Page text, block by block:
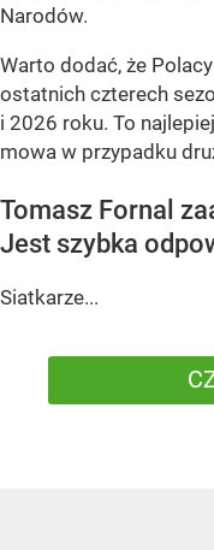
Narodów.
Warto dodać, że
ostatnich czterech
i 2026 roku. To
mowa w przypadku
Tomasz Fornal
Jest szybka
Siatkarze...